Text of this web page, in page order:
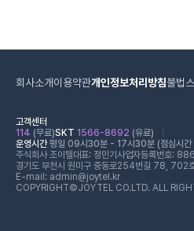
회사소개이용약관개인정보처리방침불법
고객센터
114 (무료)SKT 1566-8692 (유료)
운영시간평일 09시30분 - 17시30분 (점심시간
주식회사 조이텔대표: 정민기 사업자등록번호:
경기도 부천시 원미구 중동로254번길 78, 702
E-mail: admin@joytel.kr
COPYRIGHT©JOYTEL CO.LTD. ALL